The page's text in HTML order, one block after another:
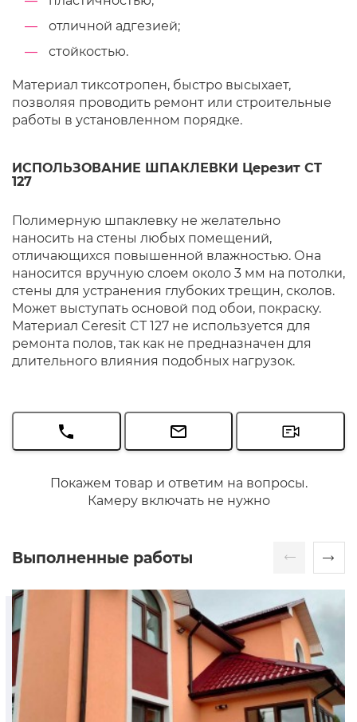
отличной адгезией;
стойкостью.
Материал тиксотропен, быстро высыхает,
позволяя проводить ремонт или строительные
работы в установленном порядке.
ИСПОЛЬЗОВАНИЕ ШПАКЛЕВКИ Церезит CT
127
Полимерную шпаклевку не желательно
наносить на стены любых помещений,
отличающихся повышенной влажностью. Она
наносится вручную слоем около 3 мм на потолки,
стены для устранения глубоких трещин, сколов.
Может выступать основой под обои, покраску.
Материал Ceresit CT 127 не используется для
ремонта полов, так как не предназначен для
длительного влияния подобных нагрузок.
Покажем товар и ответим на вопросы.
Камеру включать не нужно
Выполненные работы